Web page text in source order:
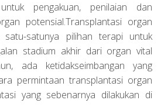
pengakuan, penilaian dan
potensial.Transplantasi organ
satu-satunya pilihan terapi untuk
stadium akhir dari organ vital
ada ketidakseimbangan yang
permintaan transplantasi organ
yang sebenarnya dilakukan di